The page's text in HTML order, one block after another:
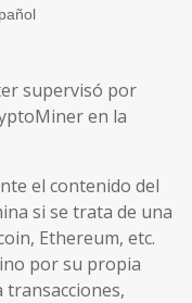
supervisó por
en la
el contenido del
si se trata de una
Ethereum, etc.
por su propia
transacciones,